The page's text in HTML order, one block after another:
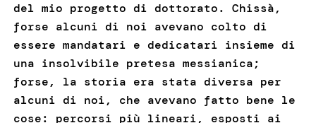
del mio progetto di dottorato. Chissà,
forse alcuni di noi avevano colto di
essere mandatari e dedicatari insieme di
una insolvibile pretesa messianica;
forse, la storia era stata diversa per
alcuni di noi, che avevano fatto bene le
cose: percorsi più lineari, esposti ai